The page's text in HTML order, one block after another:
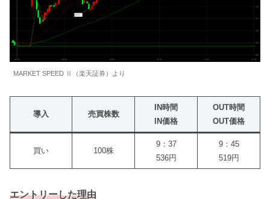
MARKET SPEED Ⅱ（楽天証券）より
導入 売買株数
IN時間
IN価格
OUT時間
OUT価格
買い 100株
9：37
536円
9：45
519円
エントリーした理由